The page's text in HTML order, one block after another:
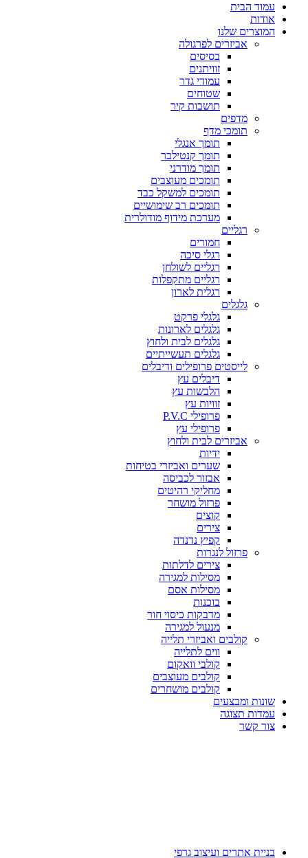
עמוד הבית
אודות
המוצרים שלנו
אביזרים לפרגולה
בסיסים
זוויתנים
עמודי גדר
שטוחים
תושבות קיר
מדפים
תומכי מדף
תומך אנגלי
תומך קנטילבר
תומך מודרני
תומכים מעוצבים
תומכים למשקל כבד
תומכים רב שימושיים
מערכת מידוף מודולרית
רגליים
חמורים
רגלי סיכה
רגליים לשולחן
רגליים מתקפלות
רגלית לארון
גלגלים
גלגלי פרקט
גלגלים לארונות
גלגלים לבית ולחוץ
גלגלים תעשייתיים
לייסטים פרופילים ודיבלים
דיבלים עץ
הלבשות עץ
זוויות עץ
פרופילי P.V.C
פרופילי עץ
אביזרים לבית ולחוץ
ידיות
שערים ואביזרי בטיחות
אבזור לכביסה
מחליקי רהיטים
פרזול מושחר
קוצים
צירים
קפיץ נדנדה
פרזול לנגרות
צירים לדלתות
מסילות למגירה
מסילות אסם
בוכנות
מדבקות כיסוי חור
מנעול למגירה
קולבים ואביזרי תלייה
ווים לתלייה
קולבי וואקום
קולבים מעוצבים
קולבים מושחרים
שונות ומבצעים
עמדות תצוגה
צור קשר
בניית אתרים ועיצוב גרפי